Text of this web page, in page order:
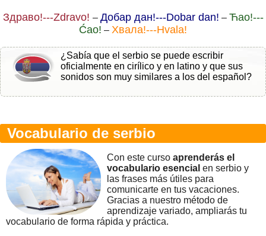
Здравo!---Zdravo! – Дoбар дан!---Dobar dan! – Ћаo!---
Ćao! – Хвала!---Hvala!
¿Sabía que el serbio se puede escribir
oficialmente en cirílico y en latino y que sus
sonidos son muy similares a los del español?
Vocabulario de serbio
Con este curso aprenderás el
vocabulario esencial en serbio y
las frases más útiles para
comunicarte en tus vacaciones.
Gracias a nuestro método de
aprendizaje variado, ampliarás tu
vocabulario de forma rápida y práctica.